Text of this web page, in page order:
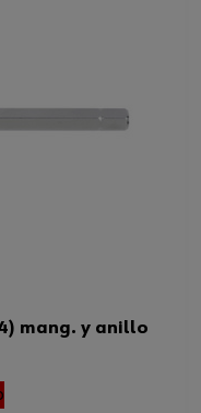
mang. y anillo